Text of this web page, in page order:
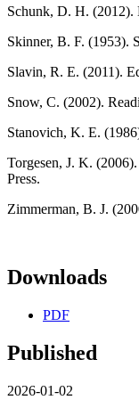
Schunk, D. H. (2012).
Skinner, B. F. (1953).
Slavin, R. E. (2011).
Snow, C. (2002).
Stanovich, K. E.
Torgesen, J. K.
Press.
Zimmerman, B. J.
Downloads
PDF
Published
2026-01-02